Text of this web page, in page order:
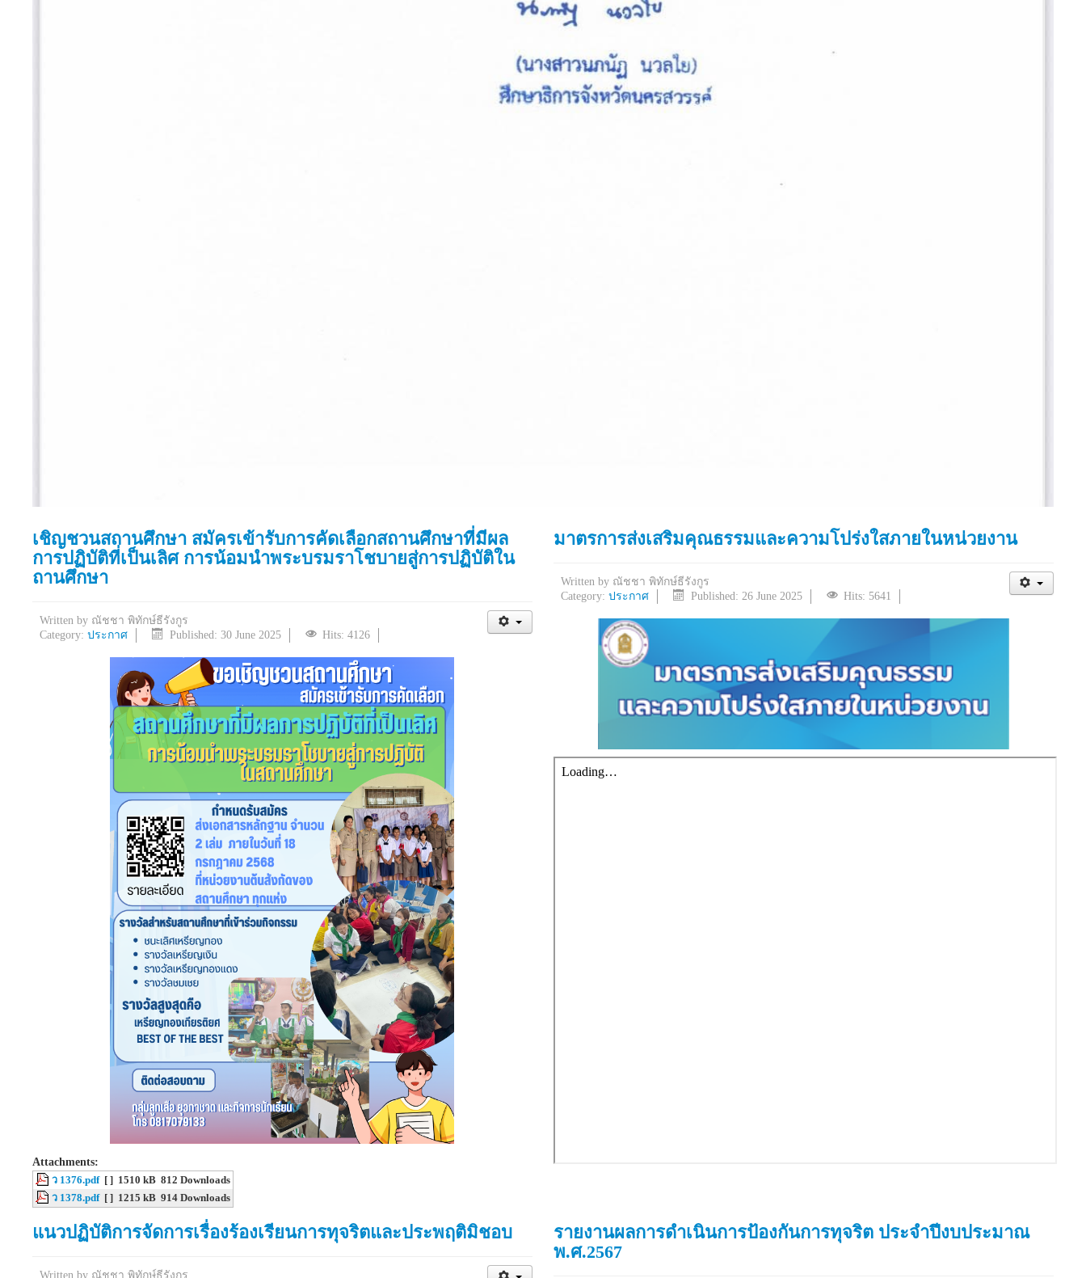
เชิญชวนสถานศึกษา สมัครเข้ารับการคัดเลือกสถานศึกษาที่มีผล
การปฏิบัติที่เป็นเลิศ การน้อมนำพระบรมราโชบายสู่การปฏิบัติใน
ถานศึกษา
Written by ณัชชา พิทักษ์ธีรังกูร
Category: ประกาศ Published: 30 June 2025 Hits: 4126
Attachments:
ว 1376.pdf [ ] 1510 kB 812 Downloads
ว 1378.pdf [ ] 1215 kB 914 Downloads
มาตรการส่งเสริมคุณธรรมและความโปร่งใสภายในหน่วยงาน
Written by ณัชชา พิทักษ์ธีรังกูร
Category:ประกาศ Published: 26 June 2025 Hits: 5641
แนวปฏิบัติการจัดการเรื่องร้องเรียนการทุจริตและประพฤติมิชอบ
Written by ณัชชา พิทักษ์ธีรังกูร
รายงานผลการดำเนินการป้องกันการทุจริต ประจำปีงบประมาณ
พ.ศ.2567